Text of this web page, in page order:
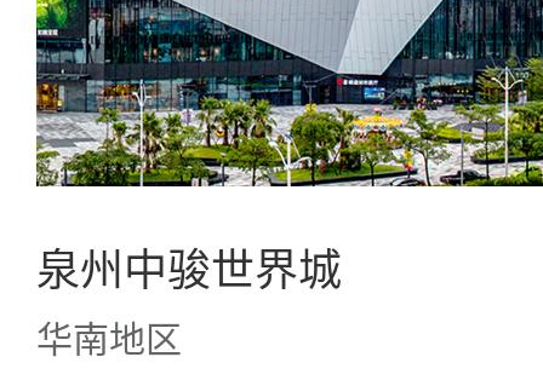
泉州中骏世界城
华南地区